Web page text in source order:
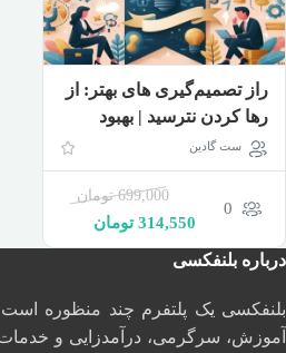
راز تصمیم‌گیری‌ های بهتر: از
رها کردن نترسید | بهبود
تصمیمات روزانه با ست
گادین
ست گادین
0
699,000 تومان
314,550 تومان
درباره بلنفکسی
بلنفکسی یک پلتفرم چند منظوره
آموزش، سرگرمی، درآمدزایی و